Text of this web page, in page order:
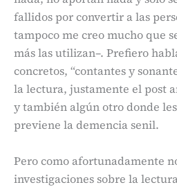
fallidos por convertir a las
tampoco me creo mucho que
más las utilizan–. Prefiero
concretos, “contantes y
la lectura, justamente el post
y también algún otro donde
previene la demencia senil.
Pero como afortunadamente
investigaciones sobre la